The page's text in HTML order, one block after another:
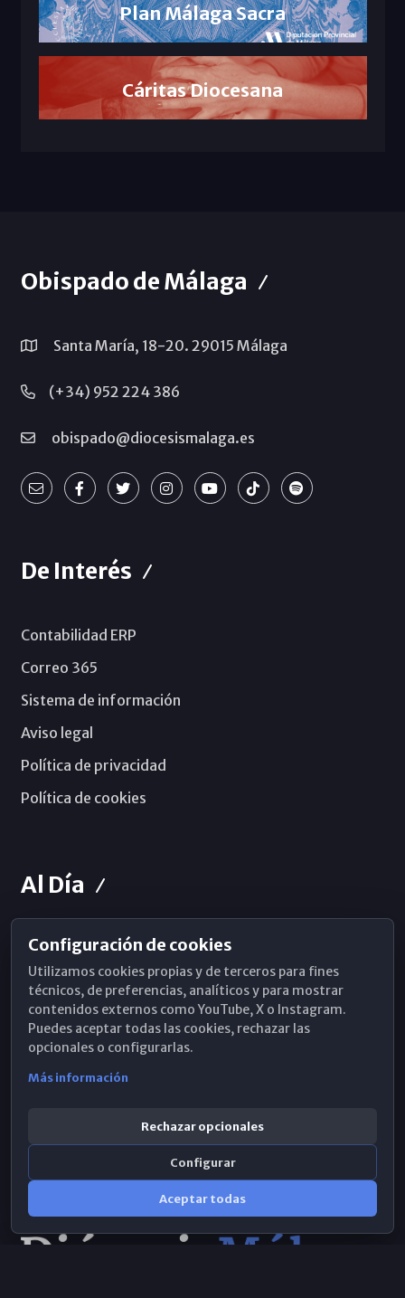
Plan Málaga Sacra
Cáritas Diocesana
Obispado de Málaga
Santa María, 18-20. 29015 Málaga
(+34) 952 224 386
obispado@diocesismalaga.es
De Interés
Contabilidad ERP
Correo 365
Sistema de información
Aviso legal
Política de privacidad
Política de cookies
Al Día
Horarios de Misa
Hemeroteca
WhatsApp
Configuración de cookies
Utilizamos cookies propias y de terceros para fines
técnicos, de preferencias, analíticos y para mostrar
contenidos externos como YouTube, X o Instagram.
Puedes aceptar todas las cookies, rechazar las
opcionales o configurarlas.
Más información
Rechazar opcionales
Configurar
Aceptar todas